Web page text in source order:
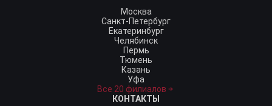
Москва
Санкт-Петербург
Екатеринбург
Челябинск
Пермь
Тюмень
Казань
Уфа
Все 20 филиалов
КОНТАКТЫ